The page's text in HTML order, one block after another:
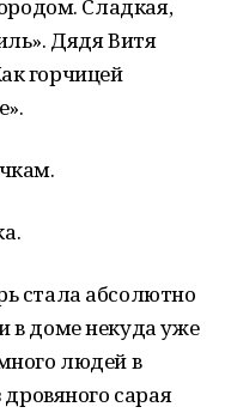
Сладкая,
Дядя Витя
горчицей
стала абсолютно
в доме некуда уже
людей в
дровяного сарая